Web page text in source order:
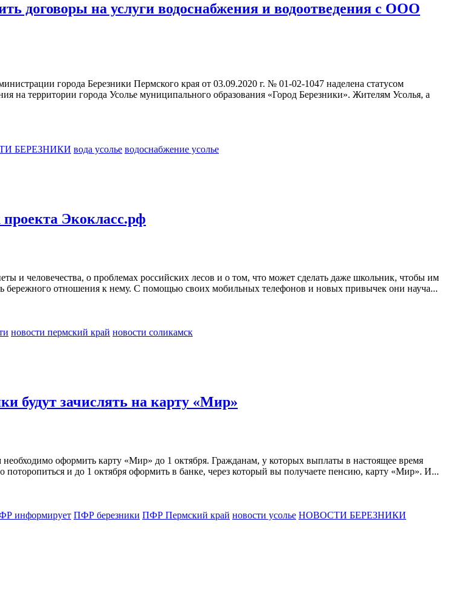
договоры на услуги водоснабжения и водоотведения с ООО
города Березники Пермского края от 03.09.2020 г. № 01-02-1047 наделена статусом
на территории города Усолье муниципального образования «Город Березники». Жителям Усолья, а
БЕРЕЗНИКИ вода усолье водоснабжение усолье
Экокласс.рф
и человечества, о проблемах российских лесов и о том, что может сделать даже школьник, чтобы им
бережного отношения к нему. С помощью своих мобильных телефонов и новых привычек они науча...
новости пермский край новости соликамск
будут зачислять на карту «Мир»
оформить карту «Мир» до 1 октября. Гражданам, у которых выплаты в настоящее время
и до 1 октября оформить в банке, через который вы получаете пенсию, карту «Мир». И...
информирует ПФР березники ПФР Пермский край новости усолье НОВОСТИ БЕРЕЗНИКИ